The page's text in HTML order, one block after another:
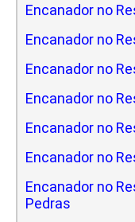
Encanador no
Encanador no
Encanador no
Encanador no
Encanador no
Encanador no
Encanador no
Pedras